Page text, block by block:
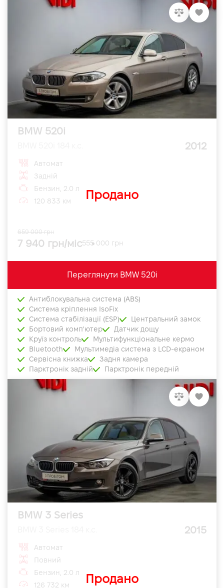
BMW 520i
2012
Продано
Автомат
Задній
Бензин, 2.0 л
120 833 км
7 940 грн/міс555 000 грн
659 000 грн
Переглянути BMW 520i
Антиблокувальна система (ABS)
Система кріплення IsoFix
Система стабілізації (ESP)
Центральний замок
Бортовий комп'ютер
Датчик дощу
Круїз контроль
Мультифункціональне кермо
Bluetooth
Мультимедіа система з LCD-екраном
Сервісна книжка
Задня камера
Парктронік задній
Парктронік передній
BMW 3 Series
2015
Продано
Автомат
Повний
Бензин, 2.0 л
126 732 км